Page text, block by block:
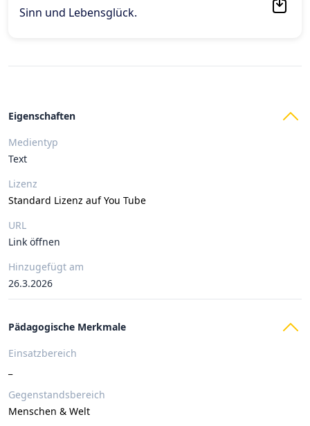
Sinn und Lebensglück.
Eigenschaften
Medientyp
Text
Lizenz
Standard Lizenz auf You Tube
URL
Link öffnen
Hinzugefügt am
26.3.2026
Pädagogische Merkmale
Einsatzbereich
Gegenstandsbereich
Menschen & Welt